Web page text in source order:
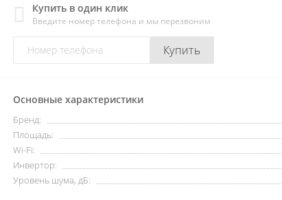
Купить в один клик
Введите номер телефона и мы перезвоним
Купить
Основные характеристики
Бренд:
Площадь:
Wi-Fi:
Инвертор:
Уровень шума, дБ: